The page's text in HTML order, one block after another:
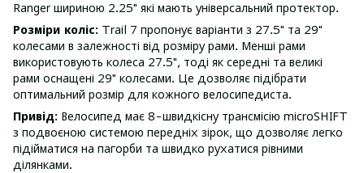
Ranger шириною 2.25" які мають універсальний протектор.
Розміри коліс: Trail 7 пропонує варіанти з 27.5" та 29"
колесами в залежності від розміру рами. Менші рами
використовують колеса 27.5", тоді як середні та великі
рами оснащені 29" колесами. Це дозволяє підібрати
оптимальний розмір для кожного велосипедиста.
Привід: Велосипед має 8-швидкісну трансмісію microSHIFT
з подвоєною системою передніх зірок, що дозволяє легко
підійматися на пагорби та швидко рухатися рівними
ділянками.